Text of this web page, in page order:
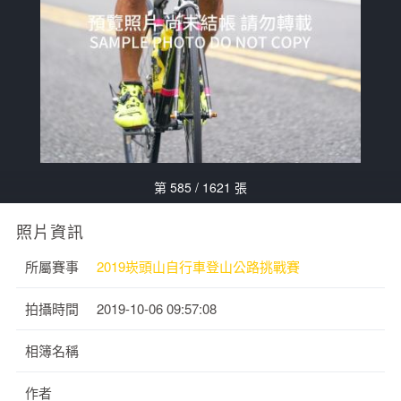
第 585 / 1621 張
照片資訊
所屬賽事 2019崁頭山自行車登山公路挑戰賽
拍攝時間 2019-10-06 09:57:08
相簿名稱
作者